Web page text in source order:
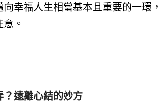
幸福人生相當基本且重要的一環，
。
？遠離心結的妙方